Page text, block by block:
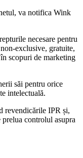
va notifica Wink
necesare pentru
exclusive, gratuite,
scopuri de marketing
săi pentru orice
intelectuală.
revendicările IPR și,
prelua controlul asupra